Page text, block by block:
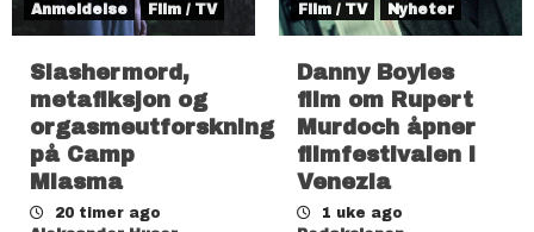
Anmeldelse Film / TV
Slashermord,
metafiksjon og
orgasmeutforskning
på Camp
Miasma
20 timer ago
Film / TV Nyheter
Danny Boyles
film om Rupert
Murdoch åpner
filmfestivalen i
Venezia
1 uke ago